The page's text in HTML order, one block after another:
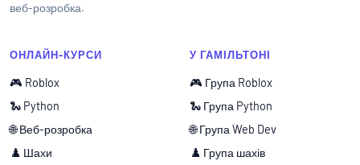
веб-розробка.
ОНЛАЙН-КУРСИ
🎮 Roblox
🐍 Python
🌐 Веб-розробка
♟️ Шахи
У ГАМІЛЬТОНІ
🎮 Група Roblox
🐍 Група Python
🌐 Група Web Dev
♟️ Група шахів